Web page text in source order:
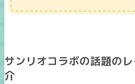
サンリオコラボの話題の
介